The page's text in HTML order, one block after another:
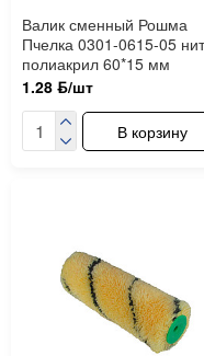
Валик сменный Рошма
Пчелка 0301-0615-05
полиакрил 60*15 мм
1.28 ƃ/шт
В корзину